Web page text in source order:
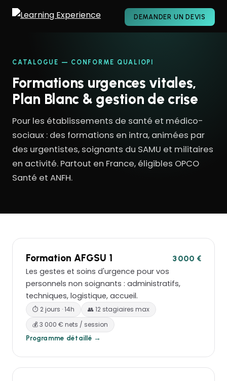
DEMANDER UN DEVIS
CATALOGUE — CONFORME QUALIOPI
Formations urgences vitales,
Plan Blanc & gestion de crise
Pour les établissements de santé et médico-
sociaux : des formations en intra, animées par
des urgentistes, soignants du SAMU et militaires
en activité. Partout en France, éligibles OPCO
Santé et ANFH.
Formation AFGSU 1 3 000 €
Les gestes et soins d'urgence pour vos
personnels non soignants : administratifs,
techniques, logistique, accueil.
⏱ 2 jours · 14h
👥 12 stagiaires max
💰 3 000 € nets / session
Programme détaillé →